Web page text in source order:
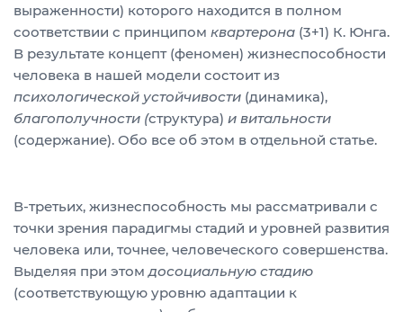
выраженности) которого находится в полном
соответствии с принципом квартерона (3+1) К. Юнга.
В результате концепт (феномен) жизнеспособности
человека в нашей модели состоит из
психологической устойчивости (динамика),
благополучности (структура) и витальности
(содержание). Обо все об этом в отдельной статье.
В-третьих, жизнеспособность мы рассматривали с
точки зрения парадигмы стадий и уровней развития
человека или, точнее, человеческого совершенства.
Выделяя при этом досоциальную стадию
(соответствующую уровню адаптации к